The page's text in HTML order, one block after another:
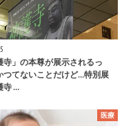
寺」の本尊が展示されるっ
つてないことだけど…特別展
寺 …
医療